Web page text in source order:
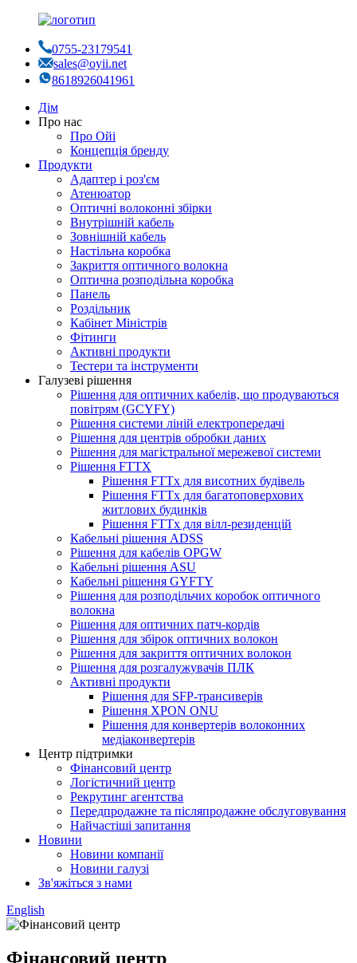
0755-23179541
sales@oyii.net
8618926041961
Дім
Про нас
Про Ойі
Концепція бренду
Продукти
Адаптер і роз'єм
Атенюатор
Оптичні волоконні збірки
Внутрішній кабель
Зовнішній кабель
Настільна коробка
Закриття оптичного волокна
Оптична розподільна коробка
Панель
Роздільник
Кабінет Міністрів
Фітинги
Активні продукти
Тестери та інструменти
Галузеві рішення
Рішення для оптичних кабелів, що продуваються
повітрям (GCYFY)
Рішення системи ліній електропередачі
Рішення для центрів обробки даних
Рішення для магістральної мережевої системи
Рішення FTTX
Рішення FTTx для висотних будівель
Рішення FTTx для багатоповерхових
житлових будинків
Рішення FTTx для вілл-резиденцій
Кабельні рішення ADSS
Рішення для кабелів OPGW
Кабельні рішення ASU
Кабельні рішення GYFTY
Рішення для розподільчих коробок оптичного
волокна
Рішення для оптичних патч-кордів
Рішення для збірок оптичних волокон
Рішення для закриття оптичних волокон
Рішення для розгалужувачів ПЛК
Активні продукти
Рішення для SFP-трансиверів
Рішення XPON ONU
Рішення для конвертерів волоконних
медіаконвертерів
Центр підтримки
Фінансовий центр
Логістичний центр
Рекрутинг агентства
Передпродажне та післяпродажне обслуговування
Найчастіші запитання
Новини
Новини компанії
Новини галузі
Зв'яжіться з нами
English
Фінансовий центр